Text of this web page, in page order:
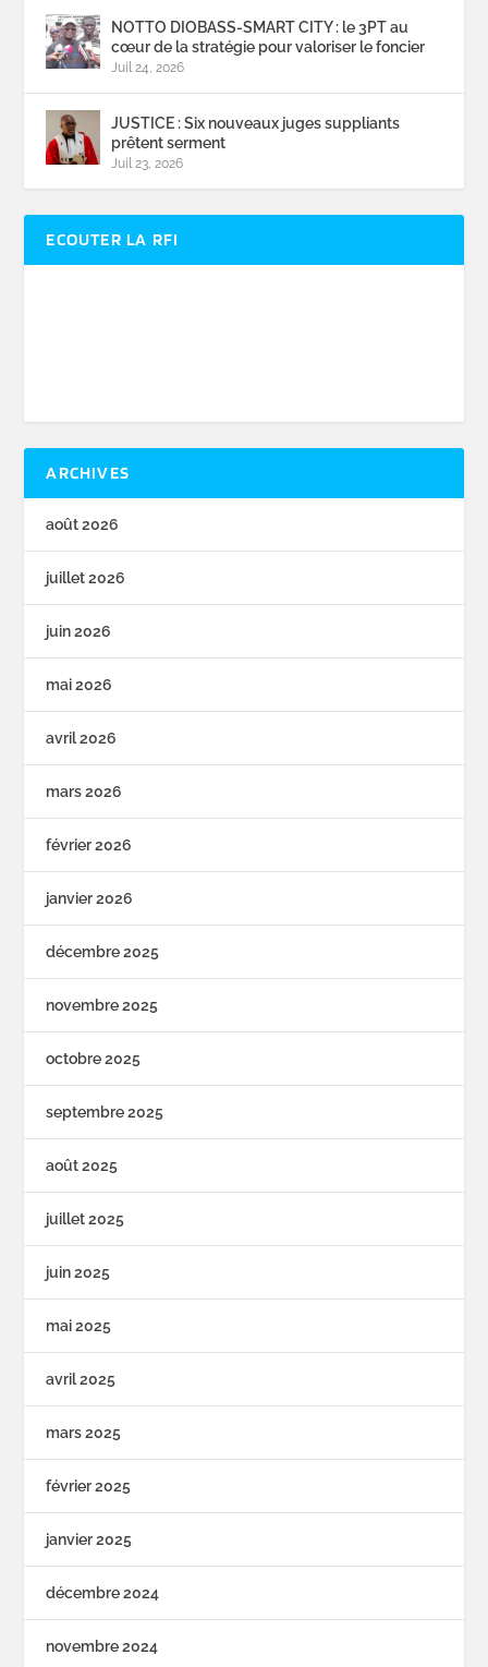
NOTTO DIOBASS-SMART CITY : le 3PT au
cœur de la stratégie pour valoriser le foncier
Juil 24, 2026
JUSTICE : Six nouveaux juges suppliants
prêtent serment
Juil 23, 2026
ECOUTER LA RFI
ARCHIVES
août 2026
juillet 2026
juin 2026
mai 2026
avril 2026
mars 2026
février 2026
janvier 2026
décembre 2025
novembre 2025
octobre 2025
septembre 2025
août 2025
juillet 2025
juin 2025
mai 2025
avril 2025
mars 2025
février 2025
janvier 2025
décembre 2024
novembre 2024